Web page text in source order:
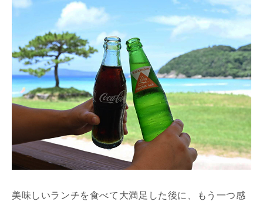
美味しいランチを食べて大満足した後に、もう一つ感